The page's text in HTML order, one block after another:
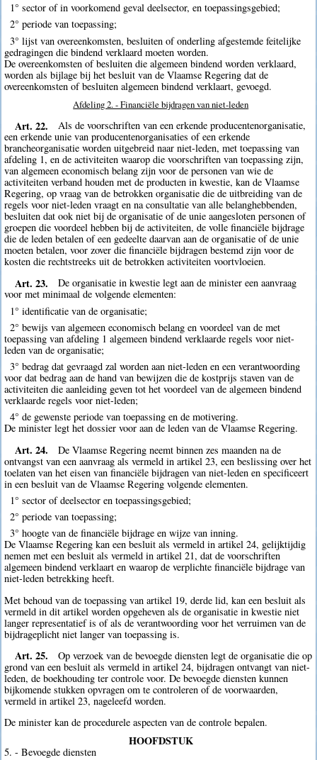
1° sector of in voorkomend geval deelsector, en toepassingsgebied;
2° periode van toepassing;
3° lijst van overeenkomsten, besluiten of onderling afgestemde feitelijke
gedragingen die bindend verklaard moeten worden.
De overeenkomsten of besluiten die algemeen bindend worden verklaard,
worden als bijlage bij het besluit van de Vlaamse Regering dat de
overeenkomsten of besluiten algemeen bindend verklaart, gevoegd.
Afdeling 2. - Financiële bijdragen van niet-leden
Art. 22.
Als de voorschriften van een erkende producentenorganisatie,
een erkende unie van producentenorganisaties of een erkende
brancheorganisatie worden uitgebreid naar niet-leden, met toepassing van
afdeling 1, en de activiteiten waarop die voorschriften van toepassing zijn,
van algemeen economisch belang zijn voor de personen van wie de
activiteiten verband houden met de producten in kwestie, kan de Vlaamse
Regering, op vraag van de betrokken organisatie die de uitbreiding van de
regels voor niet-leden vraagt en na consultatie van alle belanghebbenden,
besluiten dat ook niet bij de organisatie of de unie aangesloten personen of
groepen die voordeel hebben bij de activiteiten, de volle financiële bijdrage
die de leden betalen of een gedeelte daarvan aan de organisatie of de unie
moeten betalen, voor zover die financiële bijdragen bestemd zijn voor de
kosten die rechtstreeks uit de betrokken activiteiten voortvloeien.
Art. 23.
De organisatie in kwestie legt aan de minister een aanvraag
voor met minimaal de volgende elementen:
1° identificatie van de organisatie;
2° bewijs van algemeen economisch belang en voordeel van de met
toepassing van afdeling 1 algemeen bindend verklaarde regels voor niet-
leden van de organisatie;
3° bedrag dat gevraagd zal worden aan niet-leden en een verantwoording
voor dat bedrag aan de hand van bewijzen die de kostprijs staven van de
activiteiten die aanleiding geven tot het voordeel van de algemeen bindend
verklaarde regels voor niet-leden;
4° de gewenste periode van toepassing en de motivering.
De minister legt het dossier voor aan de leden van de Vlaamse Regering.
Art. 24.
De Vlaamse Regering neemt binnen zes maanden na de
ontvangst van een aanvraag als vermeld in artikel 23, een beslissing over het
toelaten van het eisen van financiële bijdragen van niet-leden en specificeert
in een besluit van de Vlaamse Regering volgende elementen.
1° sector of deelsector en toepassingsgebied;
2° periode van toepassing;
3° hoogte van de financiële bijdrage en wijze van inning.
De Vlaamse Regering kan een besluit als vermeld in artikel 24, gelijktijdig
nemen met een besluit als vermeld in artikel 21, dat de voorschriften
algemeen bindend verklaart en waarop de verplichte financiële bijdrage van
niet-leden betrekking heeft.
Met behoud van de toepassing van artikel 19, derde lid, kan een besluit als
vermeld in dit artikel worden opgeheven als de organisatie in kwestie niet
langer representatief is of als de verantwoording voor het verruimen van de
bijdrageplicht niet langer van toepassing is.
Art. 25.
Op verzoek van de bevoegde diensten legt de organisatie die op
grond van een besluit als vermeld in artikel 24, bijdragen ontvangt van niet-
leden, de boekhouding ter controle voor. De bevoegde diensten kunnen
bijkomende stukken opvragen om te controleren of de voorwaarden,
vermeld in artikel 23, nageleefd worden.
De minister kan de procedurele aspecten van de controle bepalen.
HOOFDSTUK
5. - Bevoegde diensten